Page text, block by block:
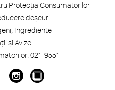
Protecția Consumatorilor
deșeuri
Ingrediente
și Avize
021-9551